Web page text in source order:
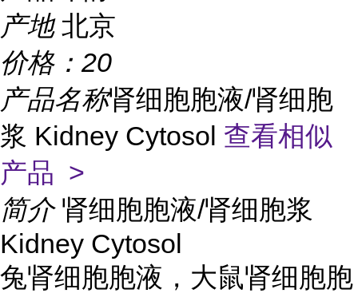
产地 北京
价格： 20
产品名称肾细胞胞液/肾细胞
浆 Kidney Cytosol 查看相似
产品 >
简介 肾细胞胞液/肾细胞浆
Kidney Cytosol
兔肾细胞胞液，大鼠肾细胞胞